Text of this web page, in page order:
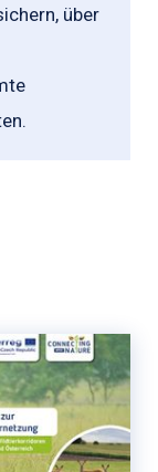
über